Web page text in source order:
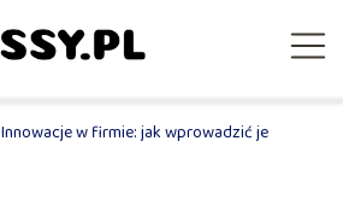
Innowacje w firmie: jak wprowadzić je